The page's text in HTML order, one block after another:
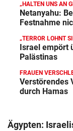
„HALTEN UNS AN
Netanyahu:
Festnahme
„TERROR LOHNT
Israel empört
Palästinas
FRAUEN
Verstörendes
durch Hamas
Ägypten: